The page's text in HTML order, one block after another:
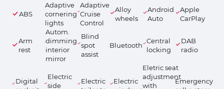
ABS
Adaptive
cornering
lights
Adaptive
Cruise
Control
Alloy
wheels
Android
Auto
Apple
CarPlay
Arm
rest
Autom.
dimming
interior
mirror
Blind
spot
assist
Bluetooth
Central
locking
DAB
radio
Digital
Electric
side
Electric
Electric
Eletric seat
adjustment
with
Emergency